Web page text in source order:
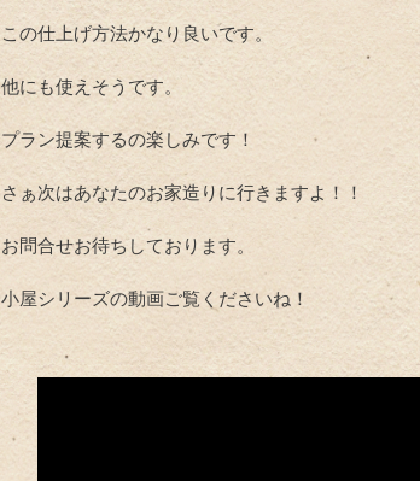
この仕上げ方法かなり良いです。
他にも使えそうです。
プラン提案するの楽しみです！
さぁ次はあなたのお家造りに行きますよ！！
お問合せお待ちしております。
小屋シリーズの動画ご覧くださいね！